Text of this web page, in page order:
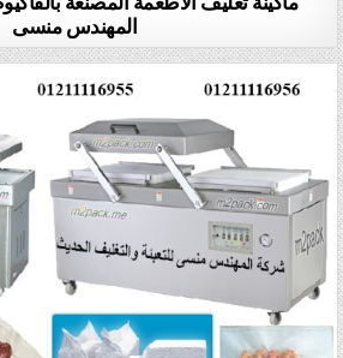
المهندس منسى